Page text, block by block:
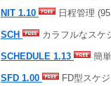
NIT 1.10 日程管理
SCH カラフルなスケ
SCHEDULE 1.13 簡
SFD 1.00 FD型スケ